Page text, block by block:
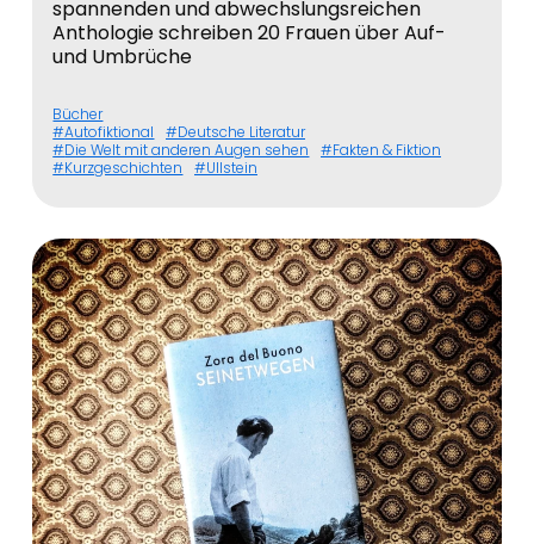
spannenden und abwechslungsreichen
Anthologie schreiben 20 Frauen über Auf-
und Umbrüche
Bücher
Autofiktional
Deutsche Literatur
Die Welt mit anderen Augen sehen
Fakten & Fiktion
Kurzgeschichten
Ullstein